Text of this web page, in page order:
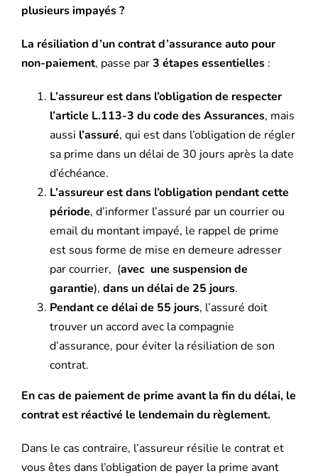
plusieurs impayés ?
La résiliation d’un contrat d’assurance auto pour
non-paiement, passe par3 étapes essentielles:
L’assureur est dans l’obligation de respecter
l’article L.113-3 du code des Assurances, mais
aussi l’assuré, qui est dans l’obligation de régler
sa prime dans un délai de 30 jours après la date
d’échéance.
L’assureur est dans l’obligation pendant cette
période, d’informer l’assuré par un courrier ou
email du montant impayé, le rappel de prime
est sous forme de mise en demeure adresser
par courrier, (avec une suspension de
garantie), dans un délai de 25 jours.
Pendant ce délai de 55 jours, l’assuré doit
trouver un accord avec la compagnie
d’assurance, pour éviter la résiliation de son
contrat.
En cas de paiement de prime avant la fin du délai, le
contrat est réactivé le lendemain du règlement.
Dans le cas contraire, l’assureur résilie le contrat et
vous êtes dans l’obligation de payer la prime avant